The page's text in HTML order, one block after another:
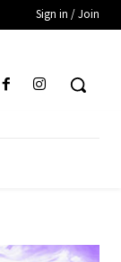
Sign in / Join